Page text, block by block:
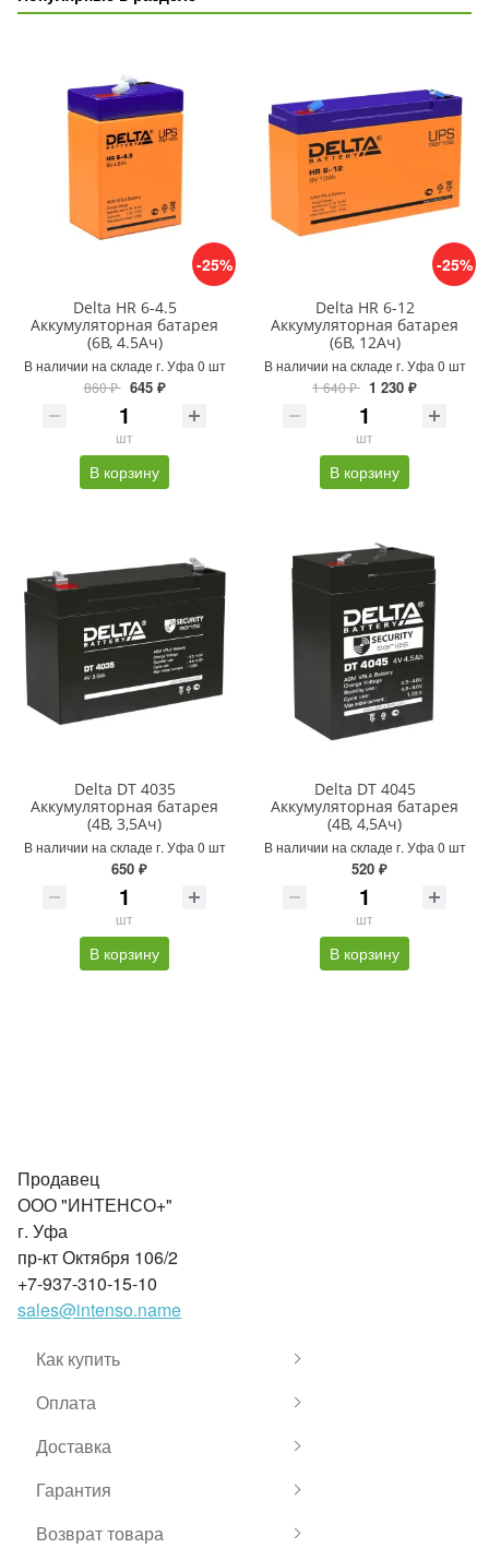
-25%
Delta HR 6-4.5
Аккумуляторная батарея
(6В, 4.5Ач)
В наличии на складе г. Уфа 0 шт
860 ₽ 645 ₽
шт
В корзину
-25%
Delta HR 6-12
Аккумуляторная батарея
(6В, 12Ач)
В наличии на складе г. Уфа 0 шт
1 640 ₽ 1 230 ₽
шт
В корзину
Delta DT 4035
Аккумуляторная батарея
(4В, 3,5Ач)
В наличии на складе г. Уфа 0 шт
650 ₽
шт
В корзину
Delta DT 4045
Аккумуляторная батарея
(4В, 4,5Ач)
В наличии на складе г. Уфа 0 шт
520 ₽
шт
В корзину
Продавец
ООО "ИНТЕНСО+"
г. Уфа
пр-кт Октября 106/2
+7-937-310-15-10
sales@intenso.name
Как купить
Оплата
Доставка
Гарантия
Возврат товара